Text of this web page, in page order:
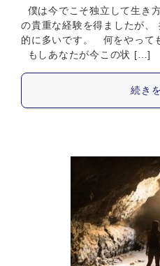
僕は今でこそ独立して生き
の貴重な経験を得ましたが、
的に多いです。 何をやって
もしあなたが今この状 […]
続き